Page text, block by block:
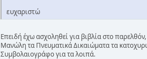
ευχαριστώ
Επειδή έχω ασχοληθεί για βιβλία στο
Μανώλη τα Πνευματικά Δικαιώματα τα
Συμβολαιογράφο για τα λοιπά.